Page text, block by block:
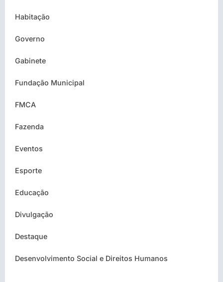
Habitação
Governo
Gabinete
Fundação Municipal
FMCA
Fazenda
Eventos
Esporte
Educação
Divulgação
Destaque
Desenvolvimento Social e Direitos Humanos